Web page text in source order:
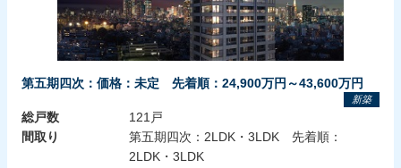
第五期四次：価格：未定 先着順：24,900万円～43,600万円
新築
総戸数
121戸
間取り
第五期四次：2LDK・3LDK 先着順：
2LDK・3LDK